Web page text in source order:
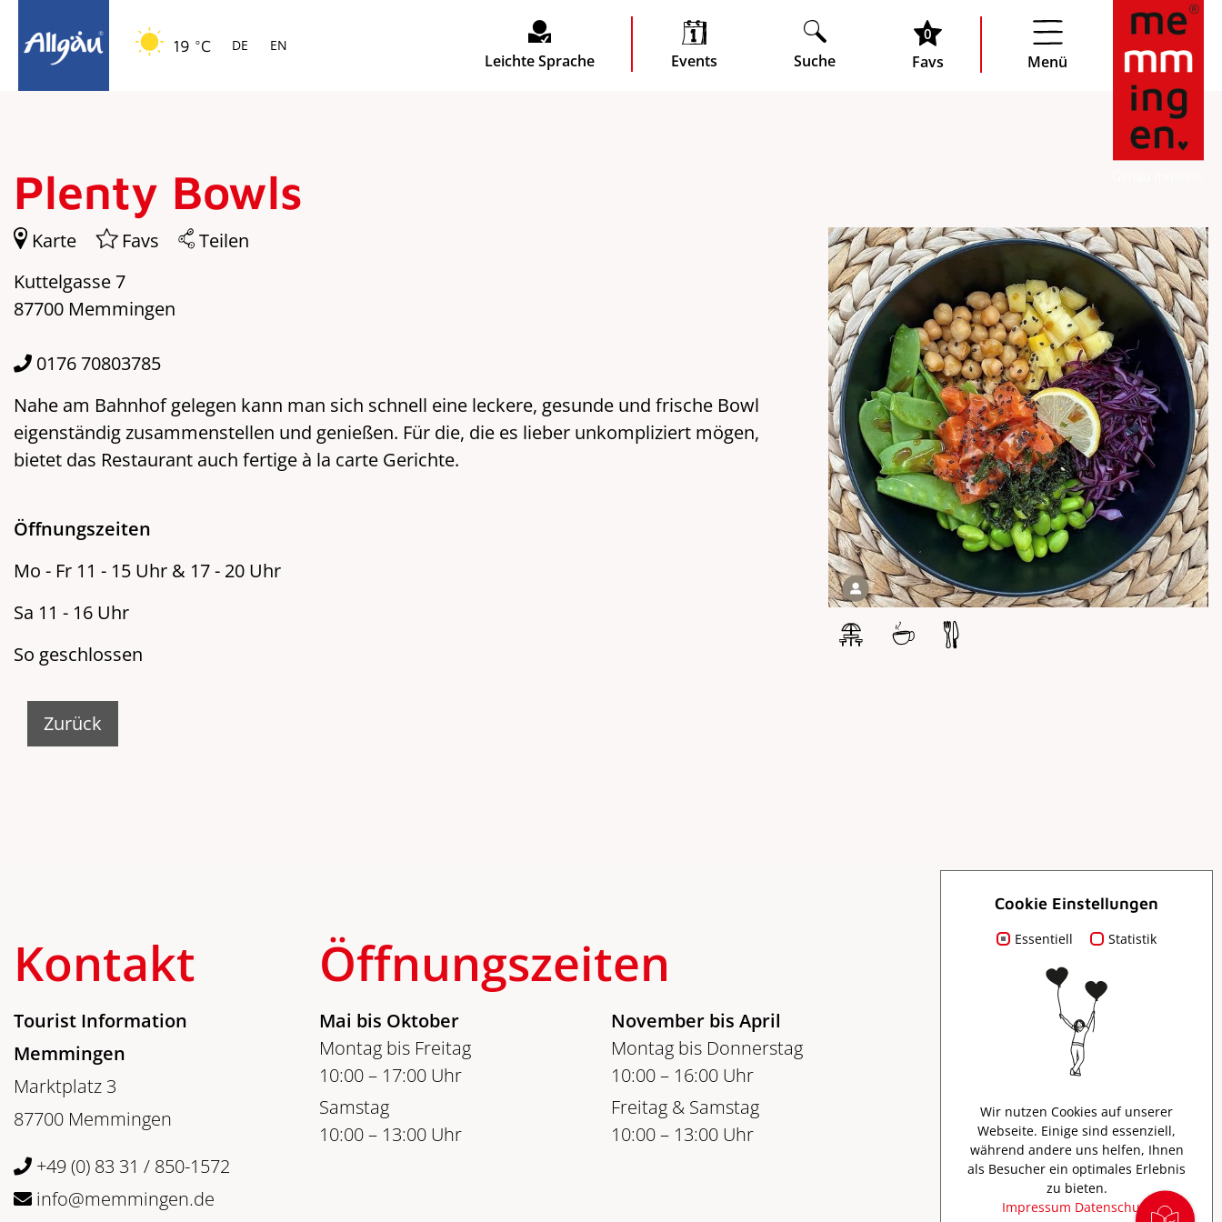
Springe zur Navigation
Springe zum Hauptinhalt
Menü
19 °C DE EN
Leichte Sprache Events Suche
0
Favs
Plenty Bowls
Karte Favs
Teilen
Kuttelgasse 7
87700 Memmingen
0176 70803785
Nahe am Bahnhof gelegen kann man sich schnell eine leckere, gesunde und frische Bowl
eigenständig zusammenstellen und genießen. Für die, die es lieber unkompliziert mögen,
bietet das Restaurant auch fertige à la carte Gerichte.
Öffnungszeiten
Mo - Fr 11 - 15 Uhr & 17 - 20 Uhr
Sa 11 - 16 Uhr
So geschlossen
Zurück
Kontakt
Tourist Information
Memmingen
Marktplatz 3
87700 Memmingen
+49 (0) 83 31 / 850-1572
info@memmingen.de
Öffnungszeiten
Mai bis Oktober
Montag bis Freitag
10:00 – 17:00 Uhr
Samstag
10:00 – 13:00 Uhr
November bis April
Montag bis Donnerstag
10:00 – 16:00 Uhr
Freitag & Samstag
10:00 – 13:00 Uhr
Für Dich
Prospekte
Presse
Creator Program
Cookie Einstellungen
Essentiell Statistik
Wir nutzen Cookies auf unserer
Webseite. Einige sind essenziell,
während andere uns helfen, Ihnen
als Besucher ein optimales Erlebnis
zu bieten.
Impressum Datenschutz